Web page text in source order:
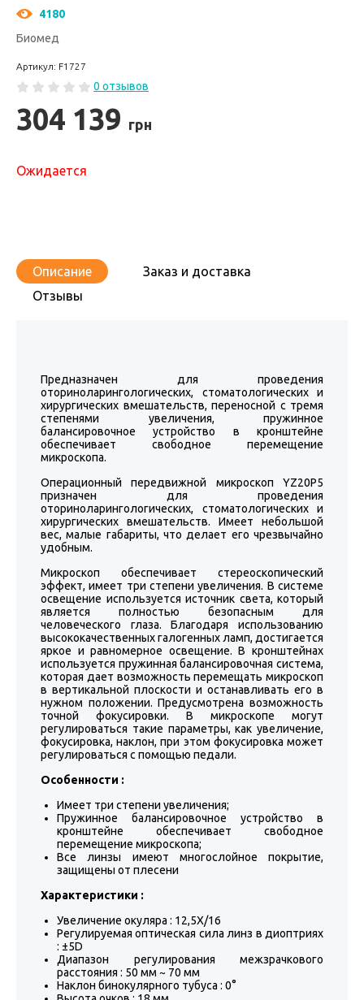
4180
Биомед
Артикул: F1727
0 отзывов
304 139 грн
Ожидается
Описание
Заказ и доставка
Отзывы
Предназначен для проведения
оториноларингологических, стоматологических и
хирургических вмешательств, переносной с тремя
степенями увеличения, пружинное
балансировочное устройство в кронштейне
обеспечивает свободное перемещение
микроскопа.
Операционный передвижной микроскоп YZ20P5
призначен для проведения
оториноларингологических, стоматологических и
хирургических вмешательств. Имеет небольшой
вес, малые габариты, что делает его чрезвычайно
удобным.
Микроскоп обеспечивает стереоскопический
эффект, имеет три степени увеличения. В системе
освещение используется источник света, который
является полностью безопасным для
человеческого глаза. Благодаря использованию
высококачественных галогенных ламп, достигается
яркое и равномерное освещение. В кронштейнах
используется пружинная балансировочная система,
которая дает возможность перемещать микроскоп
в вертикальной плоскости и останавливать его в
нужном положении. Предусмотрена возможность
точной фокусировки. В микроскопе могут
регулироваться такие параметры, как увеличение,
фокусировка, наклон, при этом фокусировка может
регулироваться с помощью педали.
Особенности :
Имеет три степени увеличения;
Пружинное балансировочное устройство в
кронштейне обеспечивает свободное
перемещение микроскопа;
Все линзы имеют многослойное покрытие,
защищены от плесени
Характеристики :
Увеличение окуляра : 12,5X/16
Регулируемая оптическая сила линз в диоптриях
: ±5D
Диапазон регулирования межзрачкового
расстояния : 50 мм ~ 70 мм
Наклон бинокулярного тубуса : 0°